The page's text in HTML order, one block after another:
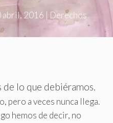
abril, 2016 | Derechos
de lo que debiéramos.
pero a veces nunca llega.
hemos de decir, no